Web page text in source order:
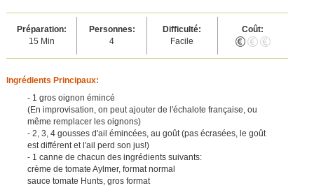
Préparation:
15 Min
Personnes:
4
Difficulté:
Facile
Coût:
Ingrédients Principaux:
- 1 gros oignon émincé
(En improvisation, on peut ajouter de l'échalote française, ou
même remplacer les oignons)
- 2, 3, 4 gousses d'ail émincées, au goût (pas écrasées, le goût
est différent et l'ail perd son jus!)
- 1 canne de chacun des ingrédients suivants:
crème de tomate Aylmer, format normal
sauce tomate Hunts, gros format